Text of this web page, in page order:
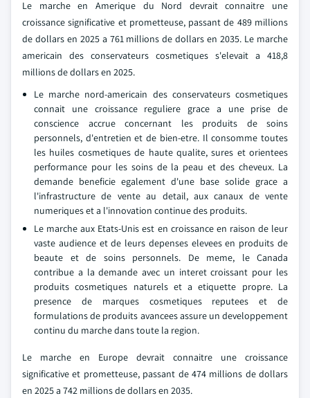
Le marche en Amerique du Nord devrait connaitre une
croissance significative et prometteuse, passant de 489 millions
de dollars en 2025 a 761 millions de dollars en 2035. Le marche
americain des conservateurs cosmetiques s'elevait a 418,8
millions de dollars en 2025.
Le marche nord-americain des conservateurs cosmetiques
connait une croissance reguliere grace a une prise de
conscience accrue concernant les produits de soins
personnels, d'entretien et de bien-etre. Il consomme toutes
les huiles cosmetiques de haute qualite, sures et orientees
performance pour les soins de la peau et des cheveux. La
demande beneficie egalement d'une base solide grace a
l'infrastructure de vente au detail, aux canaux de vente
numeriques et a l'innovation continue des produits.
Le marche aux Etats-Unis est en croissance en raison de leur
vaste audience et de leurs depenses elevees en produits de
beaute et de soins personnels. De meme, le Canada
contribue a la demande avec un interet croissant pour les
produits cosmetiques naturels et a etiquette propre. La
presence de marques cosmetiques reputees et de
formulations de produits avancees assure un developpement
continu du marche dans toute la region.
Le marche en Europe devrait connaitre une croissance
significative et prometteuse, passant de 474 millions de dollars
en 2025 a 742 millions de dollars en 2035.